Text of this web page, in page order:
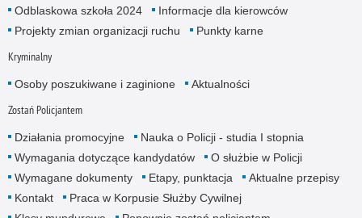
Odblaskowa szkoła 2024
Informacje dla kierowców
Projekty zmian organizacji ruchu
Punkty karne
Kryminalny
Osoby poszukiwane i zaginione Aktualności
Zostań Policjantem
Działania promocyjne
Nauka o Policji - studia I stopnia
Wymagania dotyczące kandydatów
O służbie w Policji
Wymagane dokumenty
Etapy, punktacja
Aktualne przepisy
Kontakt
Praca w Korpusie Służby Cywilnej